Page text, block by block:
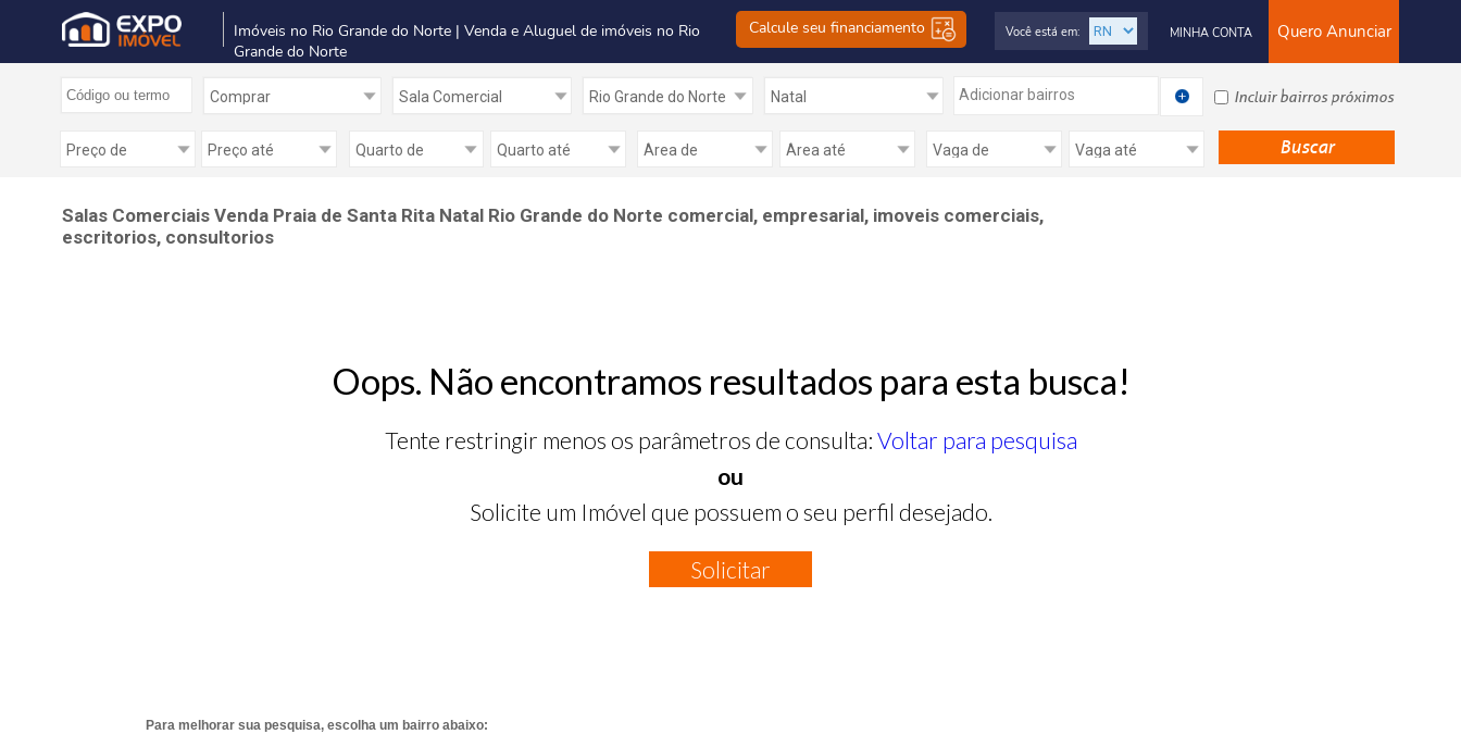
Imóveis no Rio Grande do Norte | Venda e Aluguel de imóveis no Rio
Grande do Norte
Calcule seu financiamento Quero Anunciar
MINHA CONTA
Você está em:
Adicionar bairros Incluir bairros próximos
Salas Comerciais Venda Praia de Santa Rita Natal Rio Grande do Norte comercial, empresarial, imoveis comerciais,
escritorios, consultorios
Oops. Não encontramos resultados para esta busca!
Tente restringir menos os parâmetros de consulta: Voltar para pesquisa
ou
Solicite um Imóvel que possuem o seu perfil desejado.
Solicitar
Para melhorar sua pesquisa, escolha um bairro abaixo: